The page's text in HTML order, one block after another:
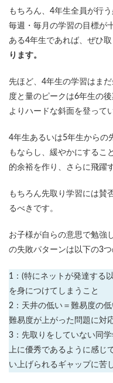
もちろん、4年生全員が行
毎週・毎月の学習の目標が
ある4年生であれば、ぜひ
ります。
先ほど、4年生の学習はま
度と量のピークは6年生の
よりハードな斜面を登って
4年生あるいは5年生からの
もならし、緩やかにするこ
的余裕を作り、さらに飛躍
もちろん先取り学習には賛
るべきです。
お子様が自らの意思で勉強
の失敗パターンは以下の3
1：(特にネットが発達する
を身につけてしまうこと
2：天井の低い＝難易度の
難易度が上がった問題に対
3：先取りをしていない同
上に優秀であるように感じ
い上げられるギャップに苦